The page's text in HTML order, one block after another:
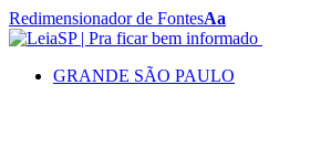
Redimensionador de FontesAa
GRANDE SÃO PAULO